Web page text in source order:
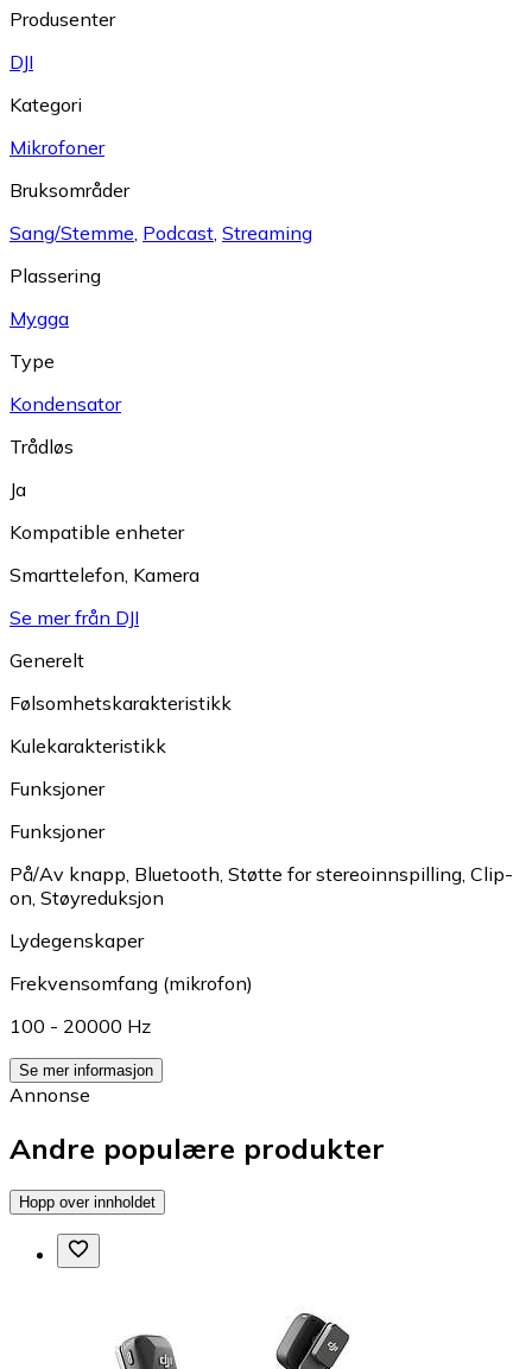
Produsenter
DJI
Kategori
Mikrofoner
Bruksområder
Sang/Stemme Podcast Streaming
Plassering
Mygga
Type
Kondensator
Trådløs
Ja
Kompatible enheter
Smarttelefon Kamera
Se mer från DJI
Generelt
Følsomhetskarakteristikk
Kulekarakteristikk
Funksjoner
Funksjoner
På/Av knapp Bluetooth Støtte for stereoinnspilling Clip-
on Støyreduksjon
Lydegenskaper
Frekvensomfang (mikrofon)
100 - 20000 Hz
Se mer informasjon
Annonse
Andre populære produkter
Hopp over innholdet